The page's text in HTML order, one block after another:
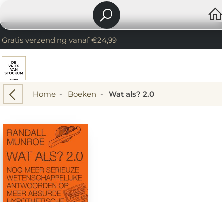
Gratis verzending vanaf €24,99
Home- Boeken - Wat als? 2.0